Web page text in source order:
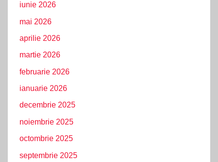
iunie 2026
mai 2026
aprilie 2026
martie 2026
februarie 2026
ianuarie 2026
decembrie 2025
noiembrie 2025
octombrie 2025
septembrie 2025